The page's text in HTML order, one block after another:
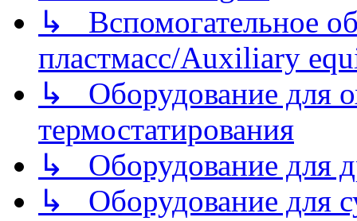
↳ Вспомогательное
пластмасс/Auxiliary
↳ Оборудование для
термостатирования
↳ Оборудование для
↳ Оборудование для